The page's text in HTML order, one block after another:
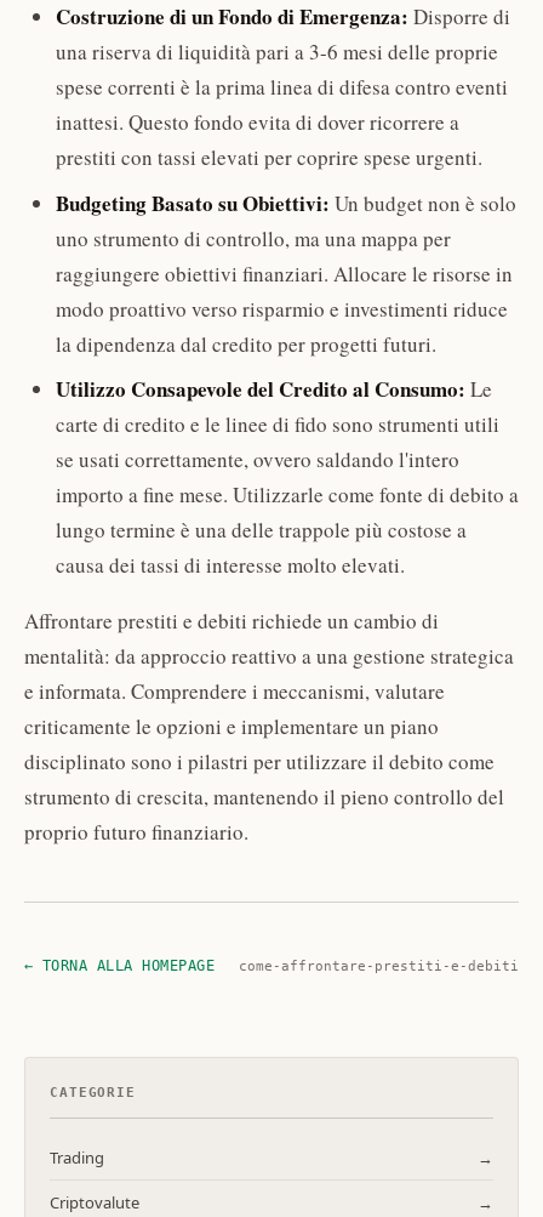
Costruzione di un Fondo di Emergenza: Disporre di
una riserva di liquidità pari a 3-6 mesi delle proprie
spese correnti è la prima linea di difesa contro eventi
inattesi. Questo fondo evita di dover ricorrere a
prestiti con tassi elevati per coprire spese urgenti.
Budgeting Basato su Obiettivi: Un budget non è solo
uno strumento di controllo, ma una mappa per
raggiungere obiettivi finanziari. Allocare le risorse in
modo proattivo verso risparmio e investimenti riduce
la dipendenza dal credito per progetti futuri.
Utilizzo Consapevole del Credito al Consumo: Le
carte di credito e le linee di fido sono strumenti utili
se usati correttamente, ovvero saldando l'intero
importo a fine mese. Utilizzarle come fonte di debito a
lungo termine è una delle trappole più costose a
causa dei tassi di interesse molto elevati.
Affrontare prestiti e debiti richiede un cambio di
mentalità: da approccio reattivo a una gestione strategica
e informata. Comprendere i meccanismi, valutare
criticamente le opzioni e implementare un piano
disciplinato sono i pilastri per utilizzare il debito come
strumento di crescita, mantenendo il pieno controllo del
proprio futuro finanziario.
← TORNA ALLA HOMEPAGE come-affrontare-prestiti-e-debiti
CATEGORIE
Trading →
Criptovalute →